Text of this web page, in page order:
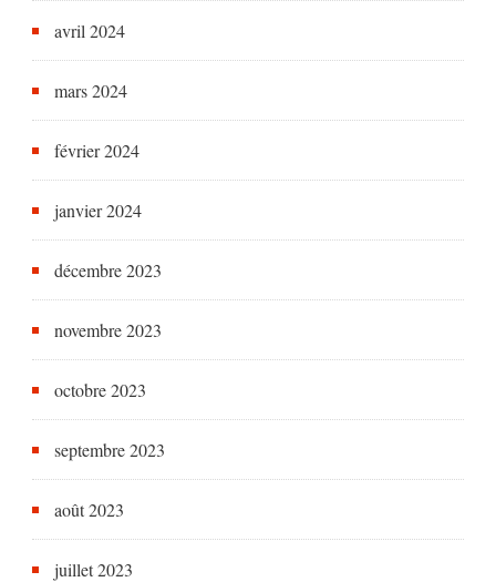
avril 2024
mars 2024
février 2024
janvier 2024
décembre 2023
novembre 2023
octobre 2023
septembre 2023
août 2023
juillet 2023